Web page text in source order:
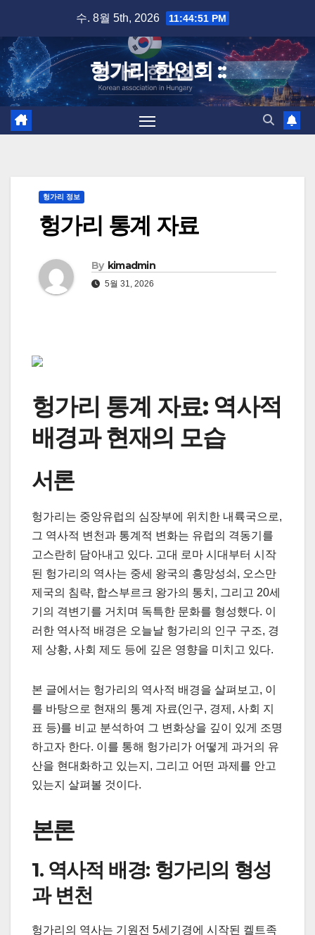
content
수. 8월 5th, 2026 11:44:51 PM
헝가리 한인회 ::
헝가리 정보
헝가리 통계 자료
By kimadmin
5월 31, 2026
헝가리 통계 자료: 역사적
배경과 현재의 모습
서론
헝가리는 중앙유럽의 심장부에 위치한 내륙국으로,
그 역사적 변천과 통계적 변화는 유럽의 격동기를
고스란히 담아내고 있다. 고대 로마 시대부터 시작
된 헝가리의 역사는 중세 왕국의 흥망성쇠, 오스만
제국의 침략, 합스부르크 왕가의 통치, 그리고 20세
기의 격변기를 거치며 독특한 문화를 형성했다. 이
러한 역사적 배경은 오늘날 헝가리의 인구 구조, 경
제 상황, 사회 제도 등에 깊은 영향을 미치고 있다.
본 글에서는 헝가리의 역사적 배경을 살펴보고, 이
를 바탕으로 현재의 통계 자료(인구, 경제, 사회 지
표 등)를 비교 분석하여 그 변화상을 깊이 있게 조명
하고자 한다. 이를 통해 헝가리가 어떻게 과거의 유
산을 현대화하고 있는지, 그리고 어떤 과제를 안고
있는지 살펴볼 것이다.
본론
1. 역사적 배경: 헝가리의 형성
과 변천
헝가리의 역사는 기원전 5세기경에 시작된 켈트족